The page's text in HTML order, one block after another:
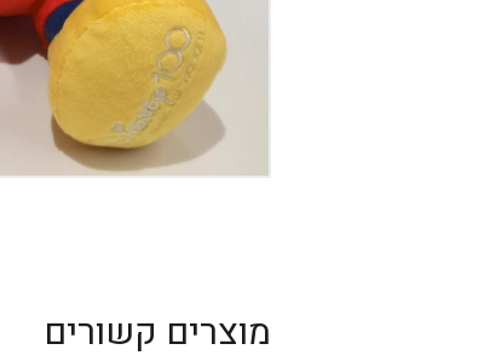
מטבח
מסיבות וימי הולדת
משחקים
נסיעות
מוצרים קשורים